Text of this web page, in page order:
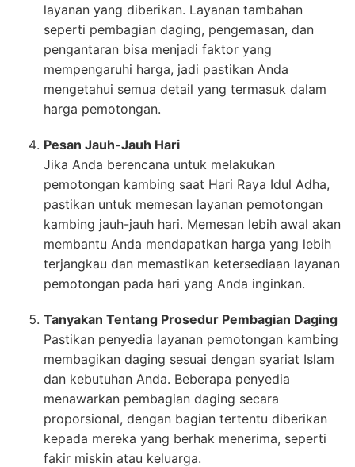
layanan yang diberikan. Layanan tambahan
seperti pembagian daging, pengemasan, dan
pengantaran bisa menjadi faktor yang
mempengaruhi harga, jadi pastikan Anda
mengetahui semua detail yang termasuk dalam
harga pemotongan.
Pesan Jauh-Jauh Hari
Jika Anda berencana untuk melakukan
pemotongan kambing saat Hari Raya Idul Adha,
pastikan untuk memesan layanan pemotongan
kambing jauh-jauh hari. Memesan lebih awal akan
membantu Anda mendapatkan harga yang lebih
terjangkau dan memastikan ketersediaan layanan
pemotongan pada hari yang Anda inginkan.
Tanyakan Tentang Prosedur Pembagian Daging
Pastikan penyedia layanan pemotongan kambing
membagikan daging sesuai dengan syariat Islam
dan kebutuhan Anda. Beberapa penyedia
menawarkan pembagian daging secara
proporsional, dengan bagian tertentu diberikan
kepada mereka yang berhak menerima, seperti
fakir miskin atau keluarga.